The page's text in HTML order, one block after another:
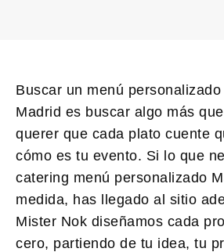
Buscar un menú
Madrid es buscar algo más
querer que cada plato cuente
cómo es tu evento. Si lo que
catering menú personalizado
medida, has llegado al sitio
Mister Nok diseñamos cada
cero, partiendo de tu idea, tu